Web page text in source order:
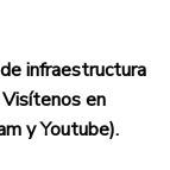
infraestructura
en
y Youtube).